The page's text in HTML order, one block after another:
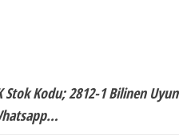
Stok Kodu; 2812-1 Bilinen